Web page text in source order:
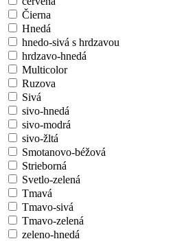
Čierna
Hnedá
hnedo-sivá s hrdzavou
hrdzavo-hnedá
Multicolor
Ruzova
Sivá
sivo-hnedá
sivo-modrá
sivo-žltá
Smotanovo-béžová
Strieborná
Svetlo-zelená
Tmavá
Tmavo-sivá
Tmavo-zelená
zeleno-hnedá